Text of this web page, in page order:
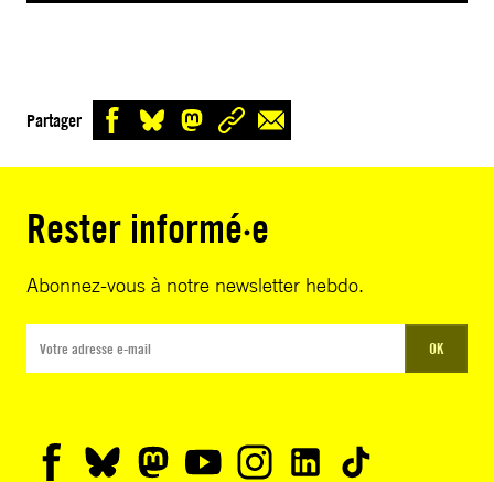
Partager
Rester informé·e
Abonnez-vous à notre newsletter hebdo.
OK